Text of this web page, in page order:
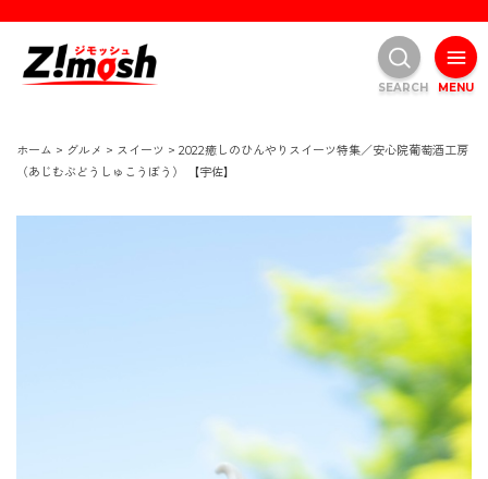
ホーム > グルメ > スイーツ > 2022癒しのひんやりスイーツ特集／安心院葡萄酒工房
（あじむぶどうしゅこうぼう） 【宇佐】
MENU
SEARCH